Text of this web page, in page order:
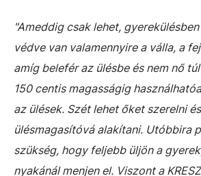
"Ameddig csak lehet,
védve van valamennyire a válla, a
amíg belefér az ülésbe és nem nő
150 centis magasságig
az ülések. Szét lehet őket szerelni
ülésmagasítóvá alakítani. Utóbbira
szükség, hogy feljebb üljön a
nyakánál menjen el. Viszont a